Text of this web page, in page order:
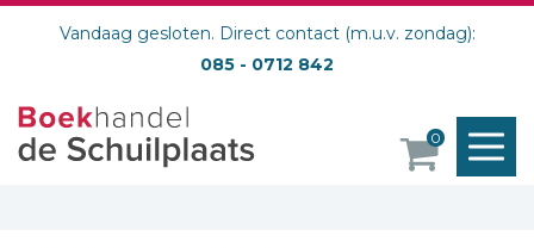
Vandaag gesloten. Direct contact (m.u.v. zondag):
085 - 0712 842
0